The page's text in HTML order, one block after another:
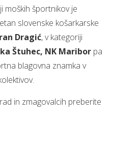
moških športnikov je
slovenske košarkarske
Dragić, v kategoriji
Štuhec, NK Maribor pa
blagovna znamka v
in zmagovalcih preberite